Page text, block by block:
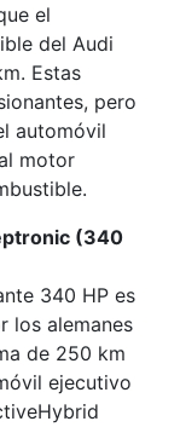
el
del Audi
Estas
pero
automóvil
motor
(340
340 HP es
los alemanes
de 250 km
ejecutivo